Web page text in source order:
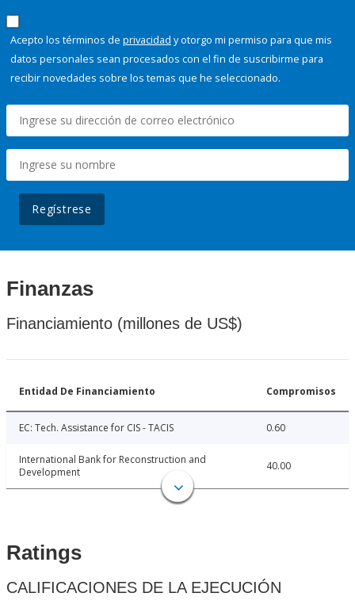
Acepto los términos de privacidad y otorgo mi permiso para que mis
datos personales sean procesados con el fin de suscribirme para
recibir novedades sobre los temas que he seleccionado.
Regístrese
Finanzas
Financiamiento (millones de US$)
Entidad De Financiamiento Compromisos
EC: Tech. Assistance for CIS - TACIS 0.60
International Bank for Reconstruction and
Development
40.00
Ratings
CALIFICACIONES DE LA EJECUCIÓN